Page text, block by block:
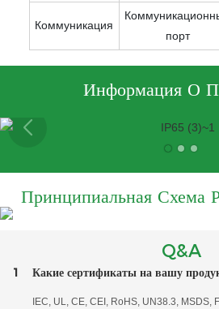
Коммуникация
порт
Информация О
Принципиальная Схема
Q&A
1 Какие сертификаты на вашу
IEC, UL, CE, CEI, RoHS, UN38.3, MSDS,